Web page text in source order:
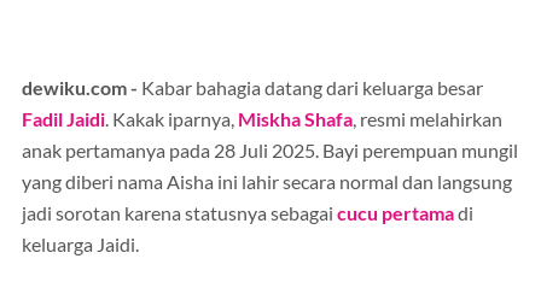
dewiku.com - Kabar bahagia datang dari keluarga besar
Fadil Jaidi. Kakak iparnya, Miskha Shafa, resmi melahirkan
anak pertamanya pada 28 Juli 2025. Bayi perempuan mungil
yang diberi nama Aisha ini lahir secara normal dan langsung
jadi sorotan karena statusnya sebagai cucu pertamadi
keluarga Jaidi.